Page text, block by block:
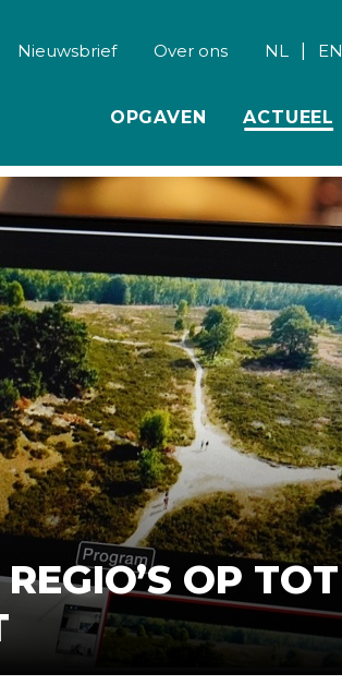
Nieuwsbrief Over ons NL EN
OPGAVEN ACTUEEL
OP TOT